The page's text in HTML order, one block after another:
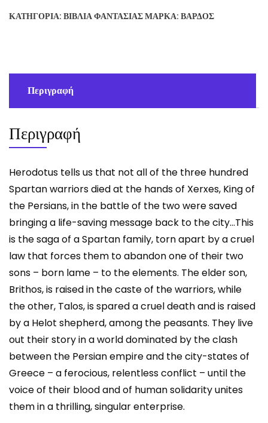
MANFREDI
ΚΑΤΗΓΟΡΊΑ: ΒΙΒΛΊΑ ΦΑΝΤΑΣΊΑΣΜΆΡΚΑ: ΒΆΡΔΟΣ
Περιγραφή
Περιγραφή
Herodotus tells us that not all of the three hundred
Spartan warriors died at the hands of Xerxes, King of
the Persians, in the battle of the two were saved
bringing a life-saving message back to the city…This
is the saga of a Spartan family, torn apart by a cruel
law that forces them to abandon one of their two
sons – born lame – to the elements. The elder son,
Brithos, is raised in the caste of the warriors, while
the other, Talos, is spared a cruel death and is raised
by a Helot shepherd, among the peasants. They live
out their story in a world dominated by the clash
between the Persian empire and the city-states of
Greece – a ferocious, relentless conflict – until the
voice of their blood and of human solidarity unites
them in a thrilling, singular enterprise.